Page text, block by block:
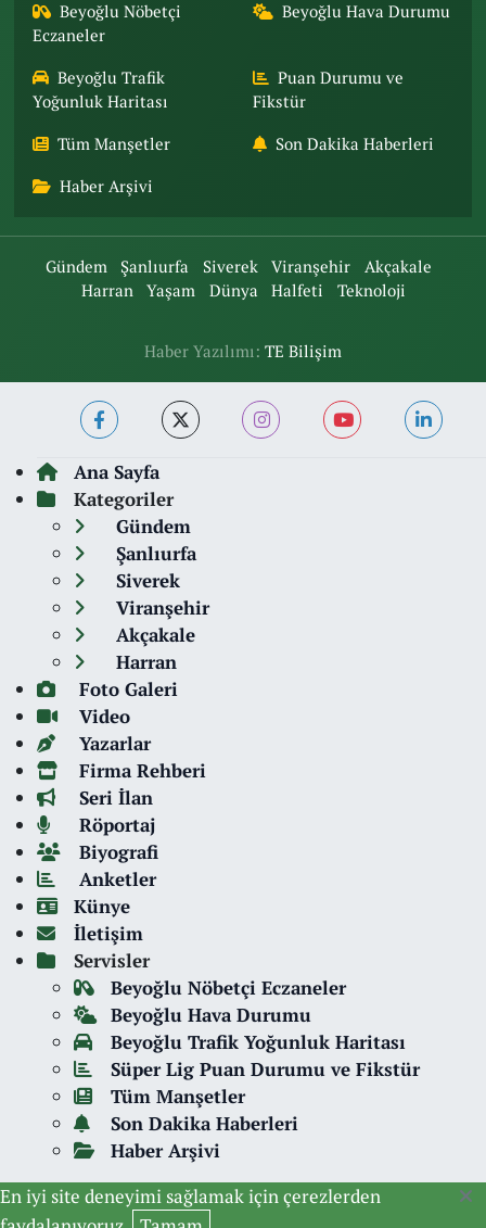
Beyoğlu Nöbetçi
Eczaneler
Beyoğlu Hava Durumu
Beyoğlu Trafik
Yoğunluk Haritası
Puan Durumu ve
Fikstür
Tüm Manşetler Son Dakika Haberleri
Haber Arşivi
Gündem Şanlıurfa Siverek Viranşehir
Akçakale
Harran
Yaşam Dünya Halfeti Teknoloji
Haber Yazılımı: TE Bilişim
Ana Sayfa
Kategoriler
Gündem
Şanlıurfa
Siverek
Viranşehir
Akçakale
Harran
Foto Galeri
Video
Yazarlar
Firma Rehberi
Seri İlan
Röportaj
Biyografi
Anketler
Künye
İletişim
Servisler
Beyoğlu Nöbetçi Eczaneler
Beyoğlu Hava Durumu
Beyoğlu Trafik Yoğunluk Haritası
Süper Lig Puan Durumu ve Fikstür
Tüm Manşetler
Son Dakika Haberleri
Haber Arşivi
En iyi site deneyimi sağlamak için çerezlerden